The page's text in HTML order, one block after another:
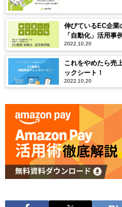
伸びているEC企業
「自動化」活用事
2022.10.20
これをやめたら売
ックシート！
2022.10.20